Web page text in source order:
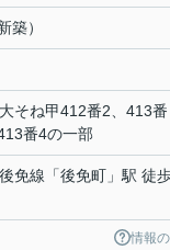
築）
大そね甲412番2、413番
番4の一部
免線 「後免町 」駅 徒
情報